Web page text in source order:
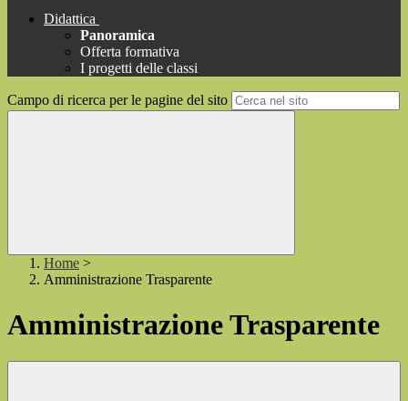
Didattica
Panoramica
Offerta formativa
I progetti delle classi
Campo di ricerca per le pagine del sito
Home >
Amministrazione Trasparente
Amministrazione Trasparente